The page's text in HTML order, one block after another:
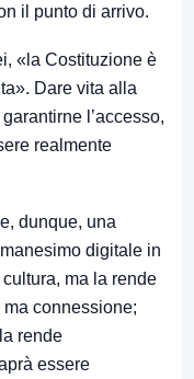
il punto di arrivo.
«la Costituzione è
Dare vita alla
l’accesso,
realmente
dunque, una
digitale in
ma la rende
connessione;
rende
essere